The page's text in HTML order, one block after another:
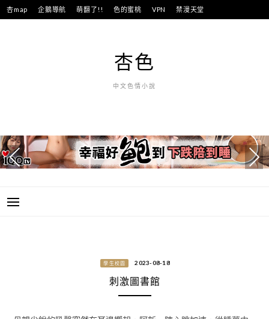
跳
至
杏map 企鵝導航 萌翻了!! 色的蜜桃 VPN 禁漫天堂
杏色
中文色情小說
學生校園 2023-08-18
刺激圖書館